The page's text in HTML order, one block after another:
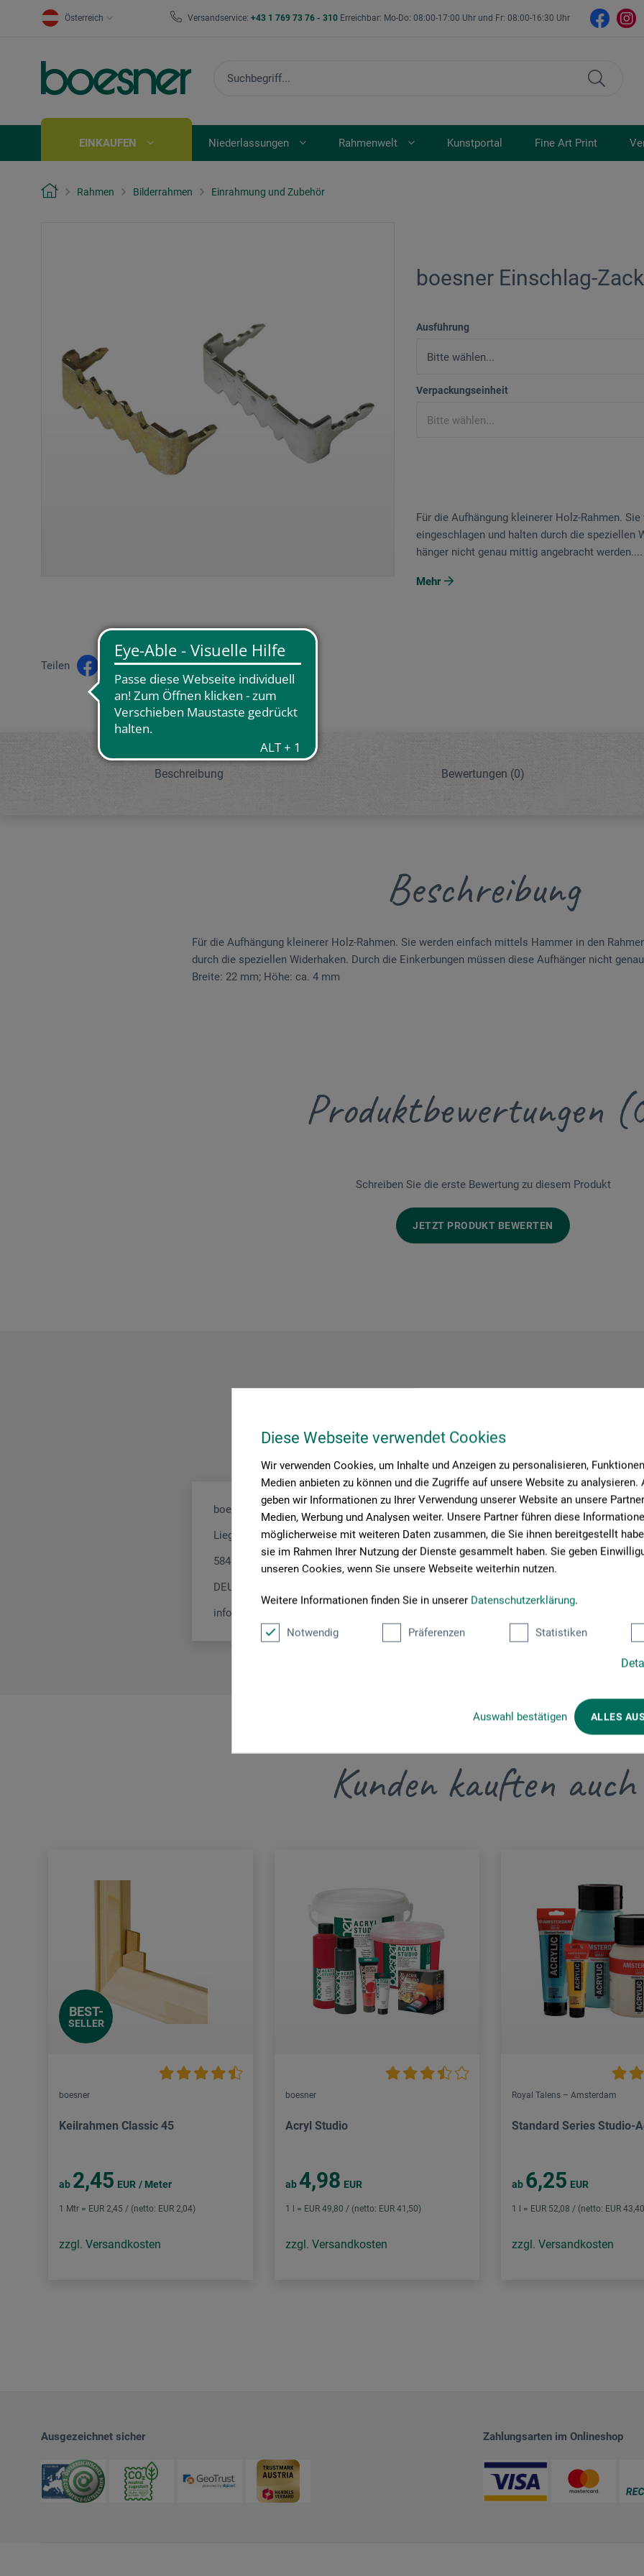
Diese Webseite verwendet Cookies
Wir verwenden Cookies, um Inhalte und Anzeigen zu personalisieren,
Medien anbieten zu können und die Zugriffe auf unsere Website zu analysieren.
geben wir Informationen zu Ihrer Verwendung unserer Website an unsere
Medien, Werbung und Analysen weiter. Unsere Partner führen diese
möglicherweise mit weiteren Daten zusammen, die Sie ihnen bereitgestellt
sie im Rahmen Ihrer Nutzung der Dienste gesammelt haben. Sie geben
unseren Cookies, wenn Sie unsere Webseite weiterhin nutzen.
Weitere Informationen finden Sie in unserer Datenschutzerklärung.
Notwendig Präferenzen Statistiken
Auswahl bestätigen ALLES
Österreich Versandservice: +43 1 769 73 76 - 310 Erreichbar: Mo-Do: 08:00-17:00 Uhr und Fr: 08:00-16:30 Uhr
EINKAUFEN Niederlassungen Rahmenwelt Kunstportal Fine Art Print
Rahmen Bilderrahmen Einrahmung und Zubehör
boesner Einschlag-
Ausführung
Verpackungseinheit
Teilen
Für die Aufhängung kleinerer Holz-Rahmen.
eingeschlagen und halten durch die speziellen
hänger nicht genau mittig angebracht werden....
Mehr
Beschreibung Bewertungen (0)
Beschreibung
Für die Aufhängung kleinerer Holz-Rahmen. Sie werden einfach mittels Hammer in den
durch die speziellen Widerhaken. Durch die Ein­kerbungen müssen diese Auf­hänger nicht
Breite: 22 mm; Höhe: ca. 4 mm
Produktbewertungen
Schreiben Sie die erste Bewertung zu diesem Produkt
JETZT PRODUKT BEWERTEN
Hersteller-Kontakt
Hier finden Sie die Kontaktdaten des Herstellers zu diesem
boesner GmbH distribution + logistics
Liegnitzer Str. 17
58454 Witten
DEUTSCHLAND
info.dl@boesner.com
Kunden kauften auch
BEST-
SELLER
boesner
Keilrahmen Classic 45
ab 2,45 EUR / Meter
1 Mtr = EUR 2,45 / (netto: EUR 2,04)
zzgl. Versandkosten
boesner
Acryl Studio
ab 4,98 EUR
1 l = EUR 49,80 / (netto: EUR 41,50)
zzgl. Versandkosten
Royal Talens – Amsterdam
Standard Series Studio-
ab 6,25 EUR
1 l = EUR 52,08 / (netto: EUR
zzgl. Versandkosten
Ausgezeichnet sicher Zahlungsarten im Onlineshop